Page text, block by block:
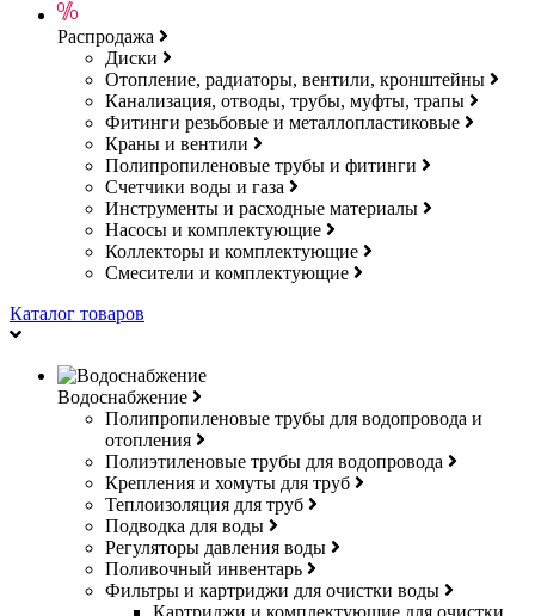
Распродажа
Диски
Отопление, радиаторы, вентили, кронштейны
Канализация, отводы, трубы, муфты, трапы
Фитинги резьбовые и металлопластиковые
Краны и вентили
Полипропиленовые трубы и фитинги
Счетчики воды и газа
Инструменты и расходные материалы
Насосы и комплектующие
Коллекторы и комплектующие
Смесители и комплектующие
Каталог товаров
Водоснабжение
Полипропиленовые трубы для водопровода и
отопления
Полиэтиленовые трубы для водопровода
Крепления и хомуты для труб
Теплоизоляция для труб
Подводка для воды
Регуляторы давления воды
Поливочный инвентарь
Фильтры и картриджи для очистки воды
Картриджи и комплектующие для очистки